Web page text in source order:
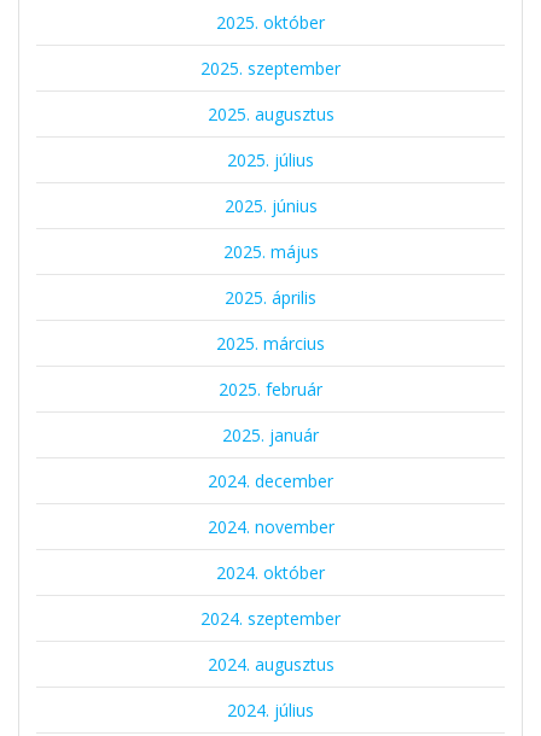
2025. október
2025. szeptember
2025. augusztus
2025. július
2025. június
2025. május
2025. április
2025. március
2025. február
2025. január
2024. december
2024. november
2024. október
2024. szeptember
2024. augusztus
2024. július